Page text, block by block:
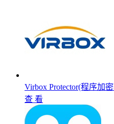
Virbox Protector(程序加
查 看